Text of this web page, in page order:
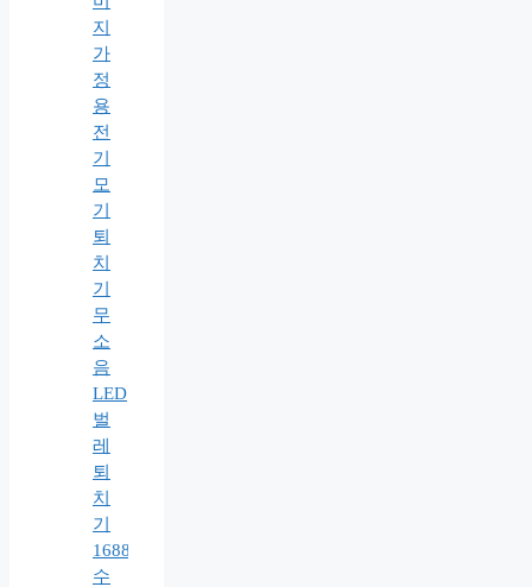
가
정
용
전
기
모
기
퇴
치
기
무
소
음
LED
벌
레
퇴
치
기
1688
수